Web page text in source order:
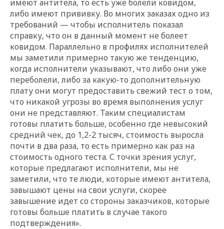
имеют антитела, то есть уже болели ковидом,
либо имеют прививку. Во многих заказах одно из
требований — чтобы исполнитель показал
справку, что он в данный момент не болеет
ковидом. Параллельно в профилях исполнителей
мы заметили примерно такую же тенденцию,
когда исполнители указывают, что либо они уже
переболели, либо за какую-то дополнительную
плату они могут предоставить свежий тест о том,
что никакой угрозы во время выполнения услуг
они не представляют. Таким специалистам
готовы платить больше, особенно где невысокий
средний чек, до 1,2-2 тысяч, стоимость выросла
почти в два раза, то есть примерно как раз на
стоимость одного теста. С точки зрения услуг,
которые предлагают исполнители, мы не
заметили, что те люди, которые имеют антитела,
завышают цены на свои услуги, скорее
завышение идет со стороны заказчиков, которые
готовы больше платить в случае такого
подтверждения».